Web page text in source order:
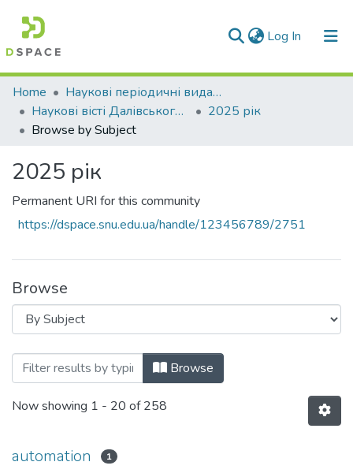
Log In (current)
Communities & Collections
All of DSpace
Home
Наукові періодичні видання СНУ ім. В. Даля
Наукові вісті Далівського університету
2025 рік
Browse by Subject
2025 рік
Permanent URI for this community
https://dspace.snu.edu.ua/handle/123456789/2751
Browse
Browsing 2025 рік by Subject
Browse
Now showing 1 - 20 of 258
automation 1